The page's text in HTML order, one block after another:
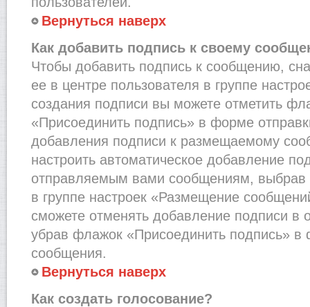
Вернуться наверх
Как добавить подпись к своему
Чтобы добавить подпись к сообщению,
ее в центре пользователя в группе
создания подписи вы можете отметить
«Присоединить подпись» в форме
добавления подписи к размещаемому
настроить автоматическое добавление
отправляемым вами сообщениям, выбрав
в группе настроек «Размещение
сможете отменять добавление подписи в
убрав флажок «Присоединить подпись» в
сообщения.
Вернуться наверх
Как создать голосование?